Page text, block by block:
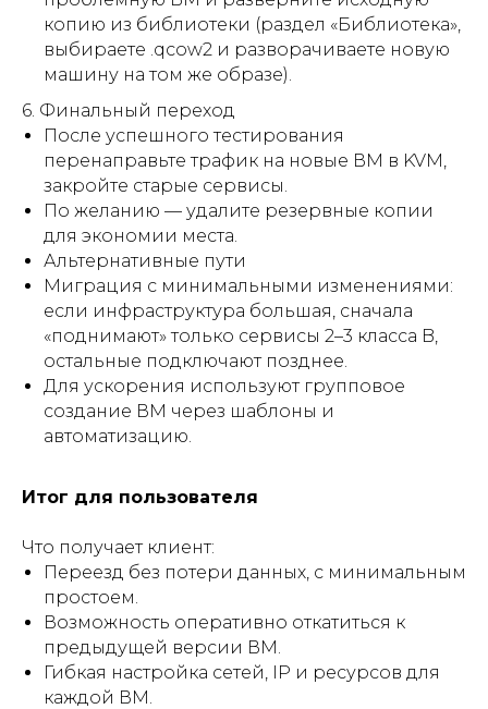
копию из библиотеки (раздел «Библиотека»,
выбираете .qcow2 и разворачиваете новую
машину на том же образе).
6. Финальный переход
После успешного тестирования
перенаправьте трафик на новые ВМ в KVM,
закройте старые сервисы.
По желанию — удалите резервные копии
для экономии места.
Альтернативные пути
Миграция с минимальными изменениями:
если инфраструктура большая, сначала
«поднимают» только сервисы 2–3 класса B,
остальные подключают позднее.
Для ускорения используют групповое
создание ВМ через шаблоны и
автоматизацию.
Итог для пользователя
Что получает клиент:
Переезд без потери данных, с минимальным
простоем.
Возможность оперативно откатиться к
предыдущей версии ВМ.
Гибкая настройка сетей, IP и ресурсов для
каждой ВМ.
Мы в Telegram
А у нас пополнение — не так давно
мы добавили Terraform в экосистему
Облакотеки. Уже даже появился
первый фидбек. Сегодня раскроем
все карты: зачем это было сделано,
как все прошло, что говорят
клиенты и какие планы на будущее.
Добро пожаловать,
Terraform